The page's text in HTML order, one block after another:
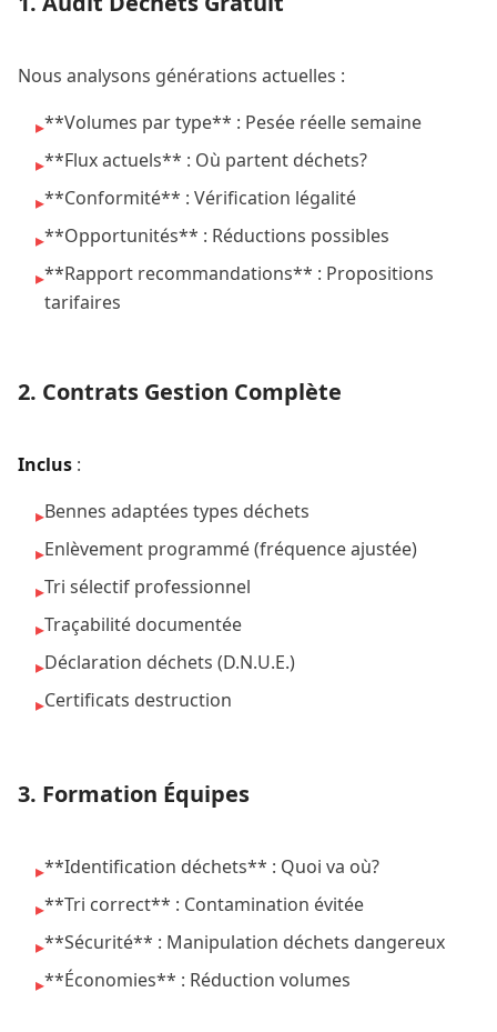
Nous analysons générations actuelles :
▸**Volumes par type** : Pesée réelle semaine
▸**Flux actuels** : Où partent déchets?
▸**Conformité** : Vérification légalité
▸**Opportunités** : Réductions possibles
▸**Rapport recommandations** : Propositions
tarifaires
2. Contrats Gestion Complète
Inclus :
▸Bennes adaptées types déchets
▸Enlèvement programmé (fréquence ajustée)
▸Tri sélectif professionnel
▸Traçabilité documentée
▸Déclaration déchets (D.N.U.E.)
▸Certificats destruction
3. Formation Équipes
▸**Identification déchets** : Quoi va où?
▸**Tri correct** : Contamination évitée
▸**Sécurité** : Manipulation déchets dangereux
▸**Économies** : Réduction volumes